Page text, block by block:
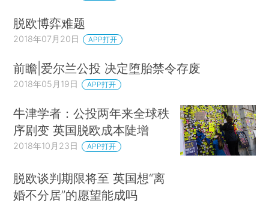
脱欧博弈难题
2018年07月20日 APP打开
前瞻|爱尔兰公投 决定堕胎禁令存废
2018年05月19日 APP打开
牛津学者：公投两年来全球秩
序剧变 英国脱欧成本陡增
2018年10月23日 APP打开
脱欧谈判期限将至 英国想“离
婚不分居”的愿望能成吗